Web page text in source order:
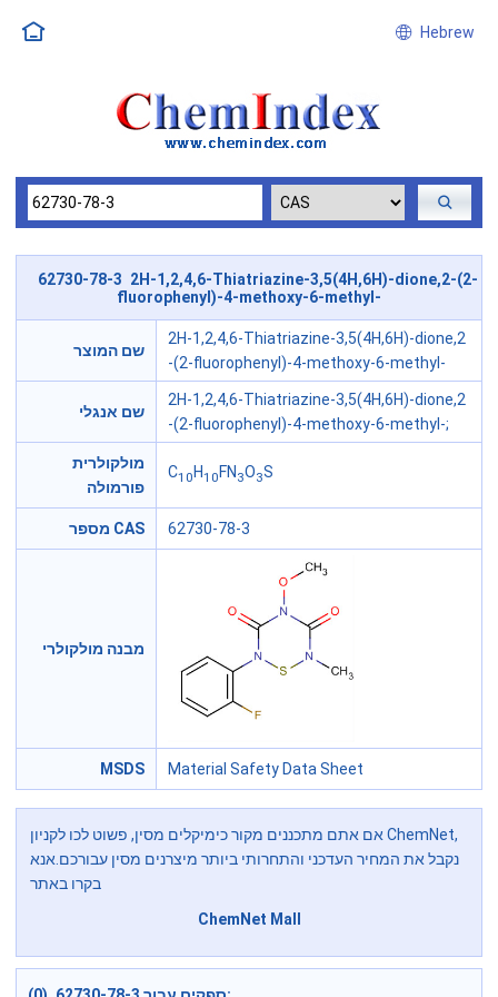
Hebrew
62730-78-3 2H-1,2,4,6-Thiatriazine-3,5(4H,6H)-dione,2-(2-
fluorophenyl)-4-methoxy-6-methyl-
שם המוצר
2H-1,2,4,6-Thiatriazine-3,5(4H,6H)-dione,2
-(2-fluorophenyl)-4-methoxy-6-methyl-
שם אנגלי
2H-1,2,4,6-Thiatriazine-3,5(4H,6H)-dione,2
-(2-fluorophenyl)-4-methoxy-6-methyl-;
מולקולרית
פורמולה
C10 H10 FN 3O3S
מספר CAS 62730-78-3
מבנה מולקולרי
MSDS Material Safety Data Sheet
אם אתם מתכננים מקור כימיקלים מסין, פשוט לכו לקניון ChemNet,
נקבל את המחיר העדכני והתחרותי ביותר מיצרנים מסין עבורכם.אנא
בקרו באתר
ChemNet Mall